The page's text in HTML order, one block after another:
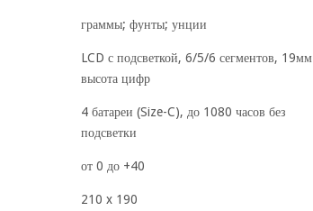
граммы; фунты; унции
LCD с подсветкой, 6/5/6 сегментов, 19мм
высота цифр
4 батареи (Size-C), до 1080 часов без
подсветки
от 0 до +40
210 x 190